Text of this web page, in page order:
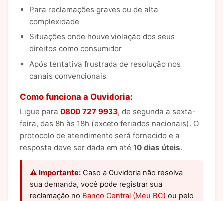
Para reclamações graves ou de alta
complexidade
Situações onde houve violação dos seus
direitos como consumidor
Após tentativa frustrada de resolução nos
canais convencionais
Como funciona a Ouvidoria:
Ligue para 0800 727 9933, de segunda a sexta-
feira, das 8h às 18h (exceto feriados nacionais). O
protocolo de atendimento será fornecido e a
resposta deve ser dada em até 10 dias úteis.
⚠️ Importante: Caso a Ouvidoria não resolva
sua demanda, você pode registrar sua
reclamação no Banco Central (Meu BC) ou pelo